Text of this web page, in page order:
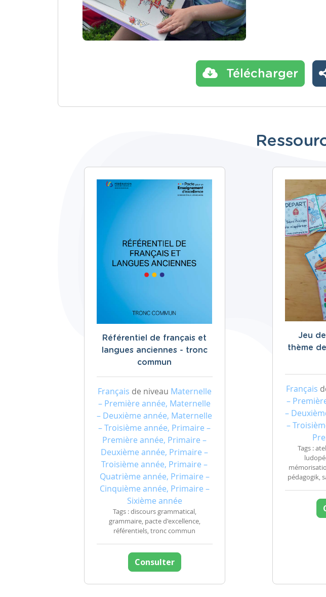
Télécharger
Référentiel de français et
langues anciennes - tronc
commun
Français de niveau Maternelle
– Première année, Maternelle
– Deuxième année, Maternelle
– Troisième année, Primaire –
Première année, Primaire –
Deuxième année, Primaire –
Troisième année, Primaire –
Quatrième année, Primaire –
Cinquième année, Primaire –
Sixième année
Tags : discours grammatical,
grammaire, pacte d'excellence,
référentiels, tronc commun
Consulter
Jeu
thème
Français
–
–
–
Tags :
pédagogik,